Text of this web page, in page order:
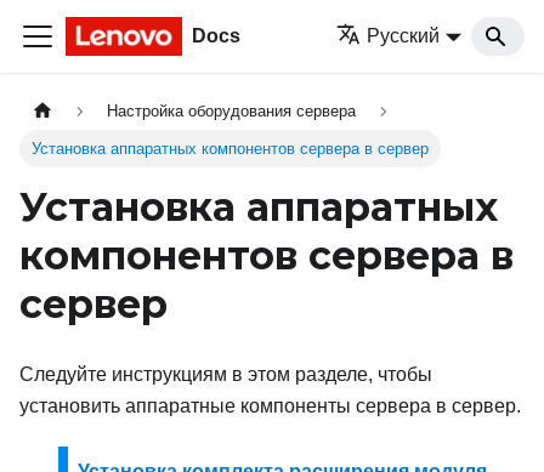
Docs Русский
Настройка оборудования сервера
Установка аппаратных компонентов сервера в сервер
Установка аппаратных
компонентов сервера в
сервер
Следуйте инструкциям в этом разделе, чтобы
установить аппаратные компоненты сервера в сервер.